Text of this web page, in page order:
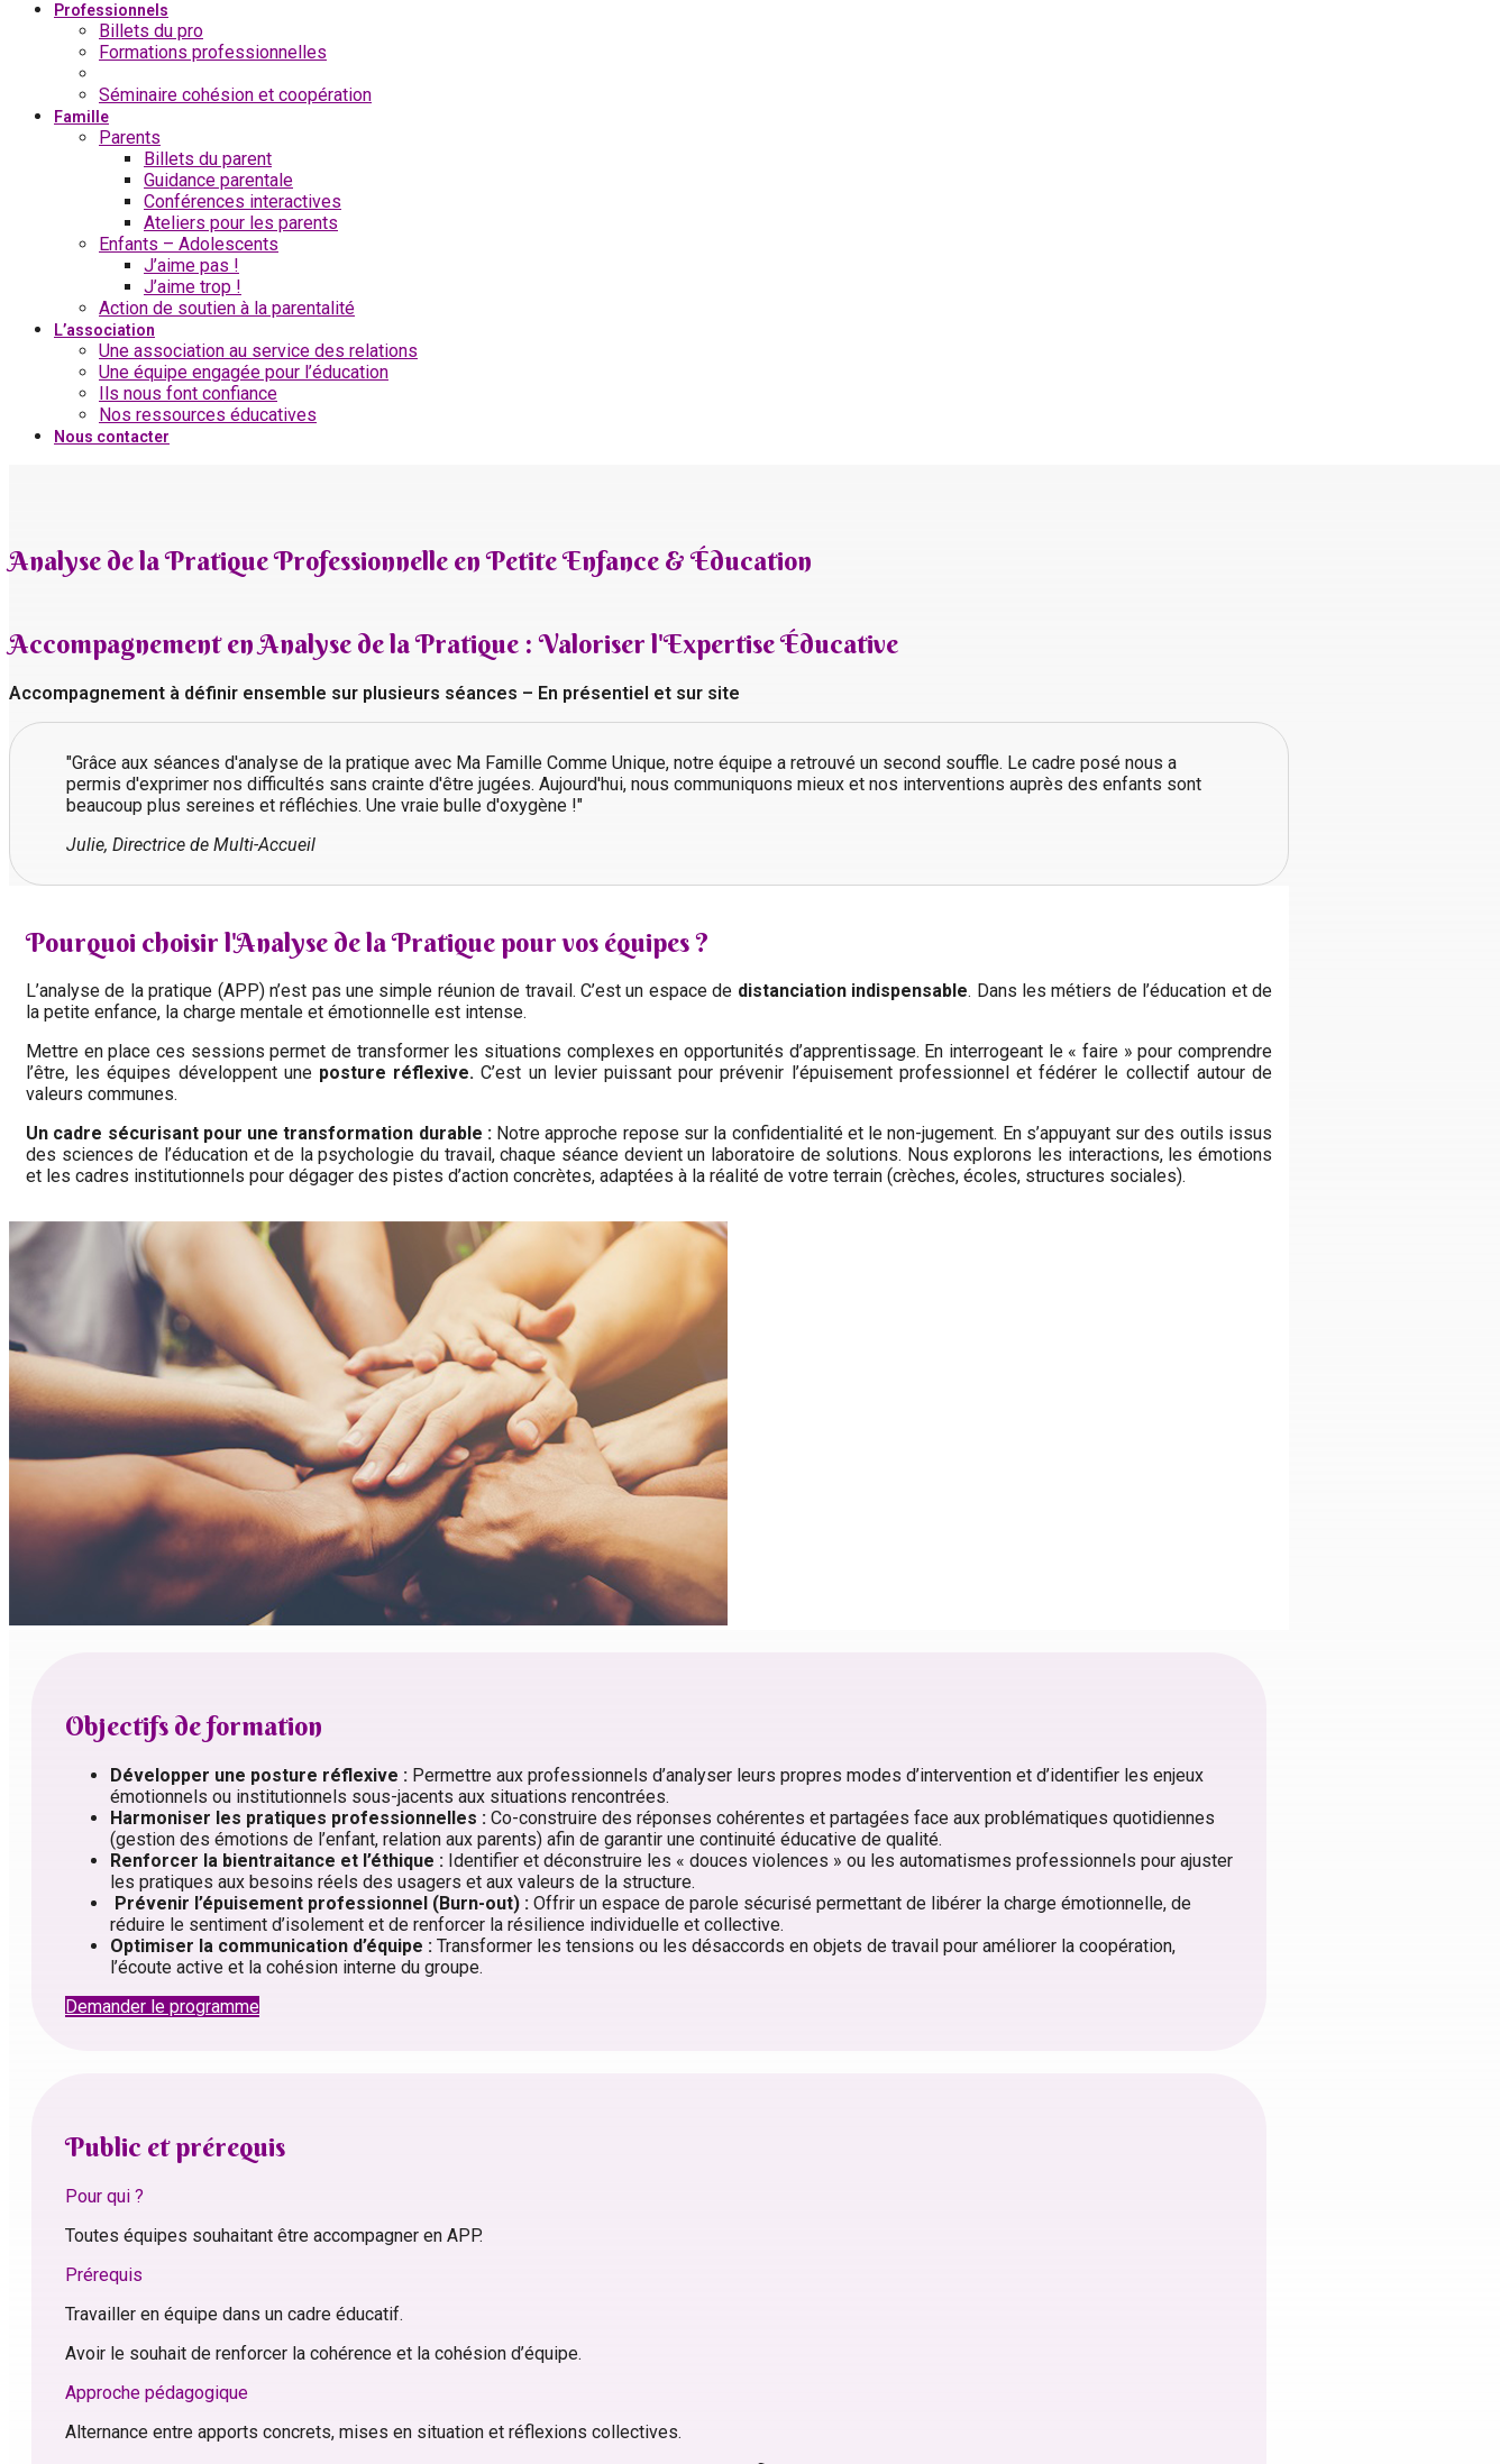
Professionnels
Billets du pro
Formations professionnelles
Séminaire cohésion et coopération
Famille
Parents
Billets du parent
Guidance parentale
Conférences interactives
Ateliers pour les parents
Enfants – Adolescents
J’aime pas !
J’aime trop !
Action de soutien à la parentalité
L’association
Une association au service des relations
Une équipe engagée pour l’éducation
Ils nous font confiance
Nos ressources éducatives
Nous contacter
Analyse de la Pratique Professionnelle en Petite Enfance & Éducation
Accompagnement en Analyse de la Pratique : Valoriser l'Expertise Éducative
Accompagnement à définir ensemble sur plusieurs séances – En présentiel et sur site
"Grâce aux séances d'analyse de la pratique avec Ma Famille Comme Unique, notre équipe a retrouvé un second souffle. Le cadre posé nous a
permis d'exprimer nos difficultés sans crainte d'être jugées. Aujourd'hui, nous communiquons mieux et nos interventions auprès des enfants sont
beaucoup plus sereines et réfléchies. Une vraie bulle d'oxygène !"
Julie, Directrice de Multi-Accueil
Pourquoi choisir l'Analyse de la Pratique pour vos équipes ?
L’analyse de la pratique (APP) n’est pas une simple réunion de travail. C’est un espace de distanciation indispensable. Dans les métiers de l’éducation et de
la petite enfance, la charge mentale et émotionnelle est intense.
Mettre en place ces sessions permet de transformer les situations complexes en opportunités d’apprentissage. En interrogeant le « faire » pour comprendre
l’être, les équipes développent une posture réflexive.C’est un levier puissant pour prévenir l’épuisement professionnel et fédérer le collectif autour de
valeurs communes.
Un cadre sécurisant pour une transformation durable :Notre approche repose sur la confidentialité et le non-jugement. En s’appuyant sur des outils issus
des sciences de l’éducation et de la psychologie du travail, chaque séance devient un laboratoire de solutions. Nous explorons les interactions, les émotions
et les cadres institutionnels pour dégager des pistes d’action concrètes, adaptées à la réalité de votre terrain (crèches, écoles, structures sociales).
Objectifs de formation
Développer une posture réflexive : Permettre aux professionnels d’analyser leurs propres modes d’intervention et d’identifier les enjeux
émotionnels ou institutionnels sous-jacents aux situations rencontrées.
Harmoniser les pratiques professionnelles : Co-construire des réponses cohérentes et partagées face aux problématiques quotidiennes
(gestion des émotions de l’enfant, relation aux parents) afin de garantir une continuité éducative de qualité.
Renforcer la bientraitance et l’éthique : Identifier et déconstruire les « douces violences » ou les automatismes professionnels pour ajuster
les pratiques aux besoins réels des usagers et aux valeurs de la structure.
Prévenir l’épuisement professionnel (Burn-out) : Offrir un espace de parole sécurisé permettant de libérer la charge émotionnelle, de
réduire le sentiment d’isolement et de renforcer la résilience individuelle et collective.
Optimiser la communication d’équipe : Transformer les tensions ou les désaccords en objets de travail pour améliorer la coopération,
l’écoute active et la cohésion interne du groupe.
Demander le programme
Public et prérequis
Pour qui ?
Toutes équipes souhaitant être accompagner en APP.
Prérequis
Travailler en équipe dans un cadre éducatif.
Avoir le souhait de renforcer la cohérence et la cohésion d’équipe.
Approche pédagogique
Alternance entre apports concrets, mises en situation et réflexions collectives.